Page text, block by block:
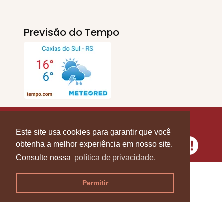
Este site usa cookies para garantir que você
obtenha a melhor experiência em nosso site.
Consulte nossa política de privacidade.
Permitir
Previsão do Tempo
Direitos Reservados.